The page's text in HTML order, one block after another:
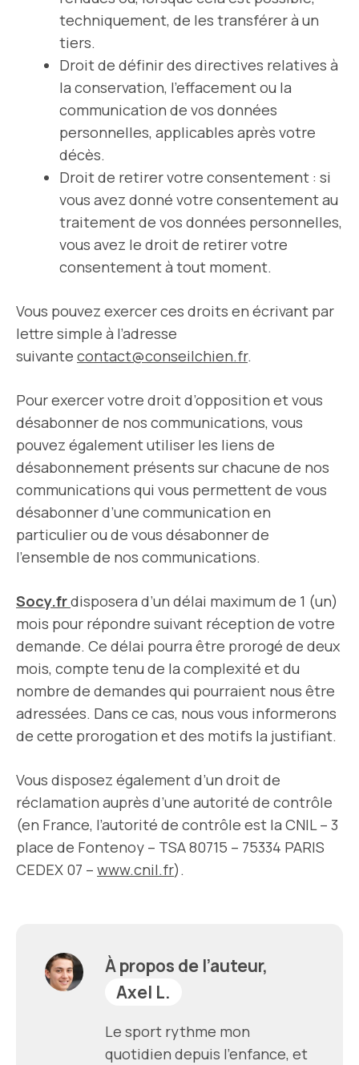
techniquement, de les transférer à un
tiers.
Droit de définir des directives relatives à
la conservation, l’effacement ou la
communication de vos données
personnelles, applicables après votre
décès.
Droit de retirer votre consentement : si
vous avez donné votre consentement au
traitement de vos données personnelles,
vous avez le droit de retirer votre
consentement à tout moment.
Vous pouvez exercer ces droits en écrivant par
lettre simple à l’adresse
suivante contact@conseilchien.fr.
Pour exercer votre droit d’opposition et vous
désabonner de nos communications, vous
pouvez également utiliser les liens de
désabonnement présents sur chacune de nos
communications qui vous permettent de vous
désabonner d’une communication en
particulier ou de vous désabonner de
l’ensemble de nos communications.
Socy.frdisposera d’un délai maximum de 1 (un)
mois pour répondre suivant réception de votre
demande. Ce délai pourra être prorogé de deux
mois, compte tenu de la complexité et du
nombre de demandes qui pourraient nous être
adressées. Dans ce cas, nous vous informerons
de cette prorogation et des motifs la justifiant.
Vous disposez également d’un droit de
réclamation auprès d’une autorité de contrôle
(en France, l’autorité de contrôle est la CNIL – 3
place de Fontenoy – TSA 80715 – 75334 PARIS
CEDEX 07 – www.cnil.fr).
À propos de l’auteur,
Axel L.
Le sport rythme mon
quotidien depuis l'enfance, et